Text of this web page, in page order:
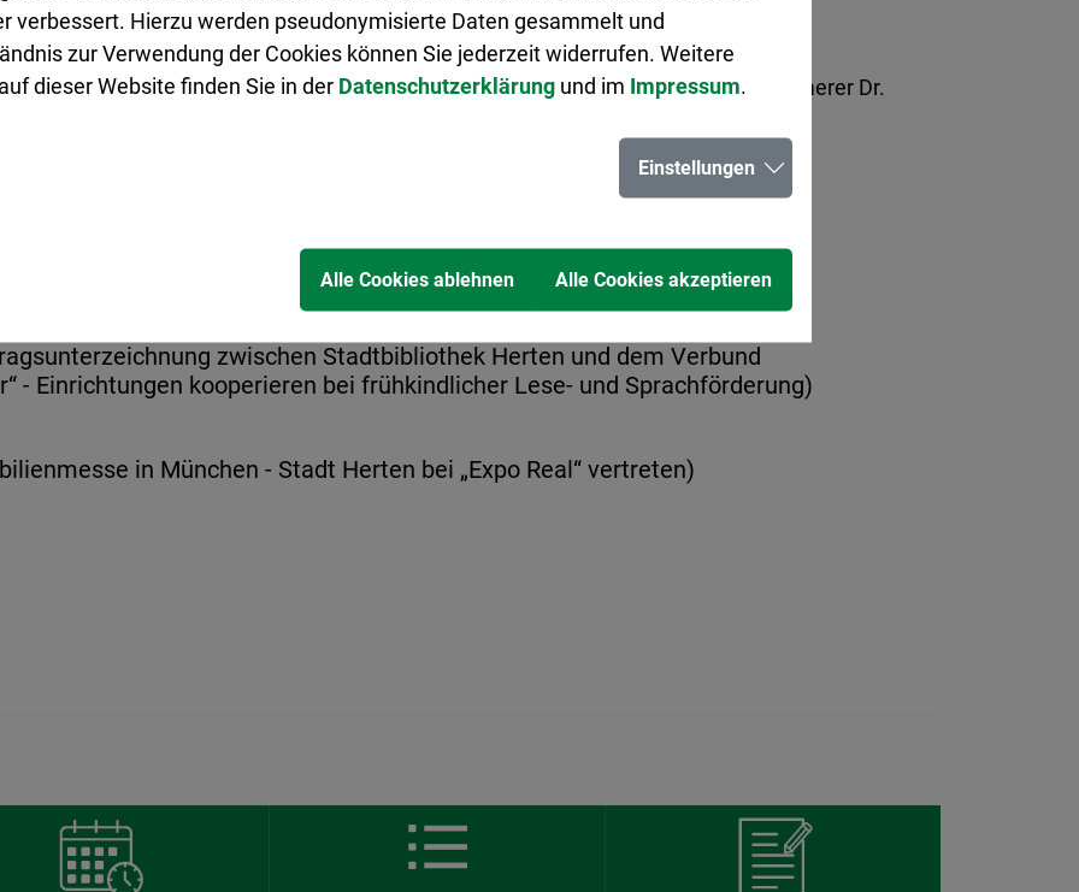
jahrelange gute Zusammenarbeit mit der Polizei in einem weiteren wichtigen
mit Polizei und den Nachbarkommunen eine wichtige Aufgabe an“, so Stadtkämmerer Dr.
gehört.
zwischen Stadtbibliothek Herten und dem Verbund
- Einrichtungen kooperieren bei frühkindlicher Lese- und Sprachförderung)
in München - Stadt Herten bei „Expo Real“ vertreten)
verbessert. Hierzu werden pseudonymisierte Daten gesammelt und
zur Verwendung der Cookies können Sie jederzeit widerrufen. Weitere
dieser Website finden Sie in der Datenschutzerklärung und im Impressum.
Einstellungen
Alle Cookies ablehnen Alle Cookies akzeptieren